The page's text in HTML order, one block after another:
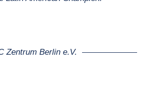
Zentrum Berlin e.V.